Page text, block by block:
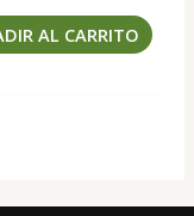
AL CARRITO